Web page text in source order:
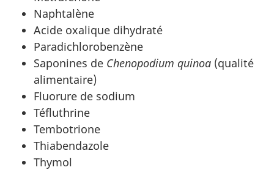
Naphtalène
Acide oxalique dihydraté
Paradichlorobenzène
Saponines de Chenopodium quinoa (qualité
alimentaire)
Fluorure de sodium
Téfluthrine
Tembotrione
Thiabendazole
Thymol